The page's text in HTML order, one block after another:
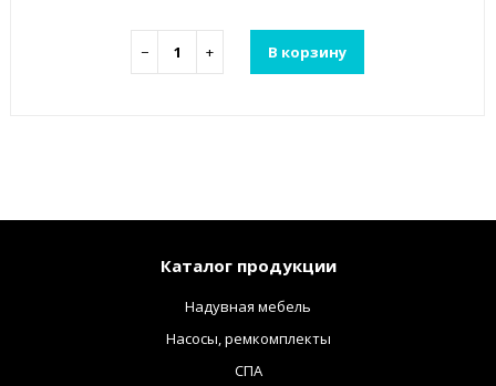
− + В корзину
Каталог продукции
Надувная мебель
Насосы, ремкомплекты
СПА